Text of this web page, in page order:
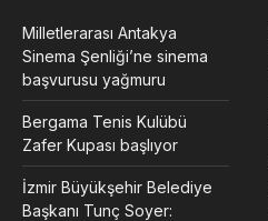
Milletlerarası Antakya
Sinema Şenliği’ne sinema
başvurusu yağmuru
Bergama Tenis Kulübü
Zafer Kupası başlıyor
İzmir Büyükşehir Belediye
Başkanı Tunç Soyer: